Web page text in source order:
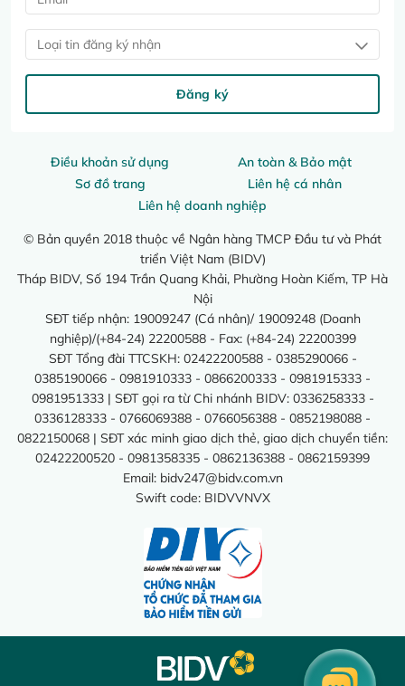
Điều khoản sử dụng
An toàn & Bảo mật
Sơ đồ trang
Liên hệ cá nhân
Liên hệ doanh nghiệp
© Bản quyền 2018 thuộc về Ngân hàng TMCP Đầu tư và Phát
triển Việt Nam (BIDV)
Tháp BIDV, Số 194 Trần Quang Khải, Phường Hoàn Kiếm, TP Hà
Nội
SĐT tiếp nhận: 19009247 (Cá nhân)/ 19009248 (Doanh
nghiệp)/(+84-24) 22200588 - Fax: (+84-24) 22200399
SĐT Tổng đài TTCSKH: 02422200588 - 0385290066 -
0385190066 - 0981910333 - 0866200333 - 0981915333 -
0981951333 | SĐT gọi ra từ Chi nhánh BIDV: 0336258333 -
0336128333 - 0766069388 - 0766056388 - 0852198088 -
0822150068 | SĐT xác minh giao dịch thẻ, giao dịch chuyển tiền:
02422200520 - 0981358335 - 0862136388 - 0862159399
Email: bidv247@bidv.com.vn
Swift code: BIDVVNVX
Loại tin đăng ký nhận
Đăng ký